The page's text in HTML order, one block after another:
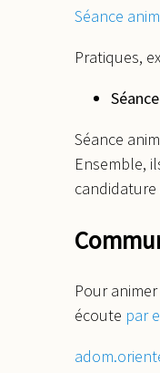
Séance
Pratiques,
Séance
Ensemble,
candidature
Pour
écoute par